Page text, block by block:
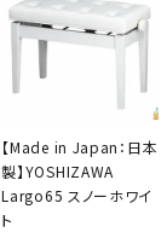
【Made in Japan：日本
製】YOSHIZAWA
Largo65 スノーホワイ
ト